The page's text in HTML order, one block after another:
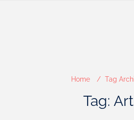
Home Tag
Tag: Art